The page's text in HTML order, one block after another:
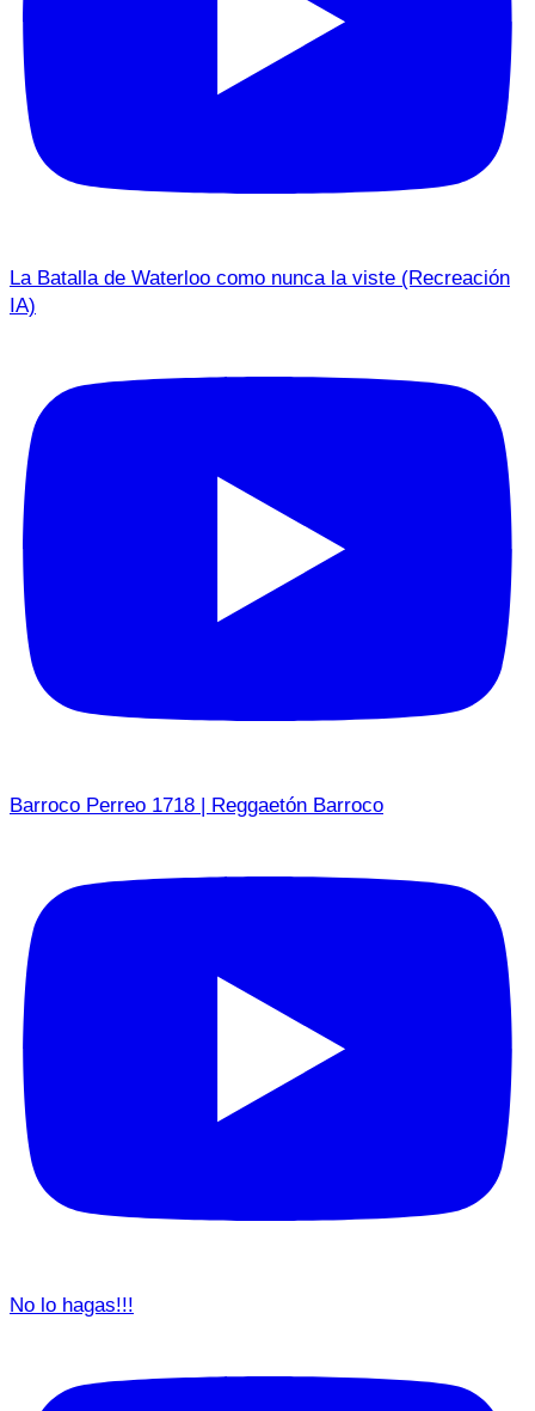
La Batalla de Waterloo como nunca la viste (Recreación
IA)
Barroco Perreo 1718 | Reggaetón Barroco
No lo hagas!!!